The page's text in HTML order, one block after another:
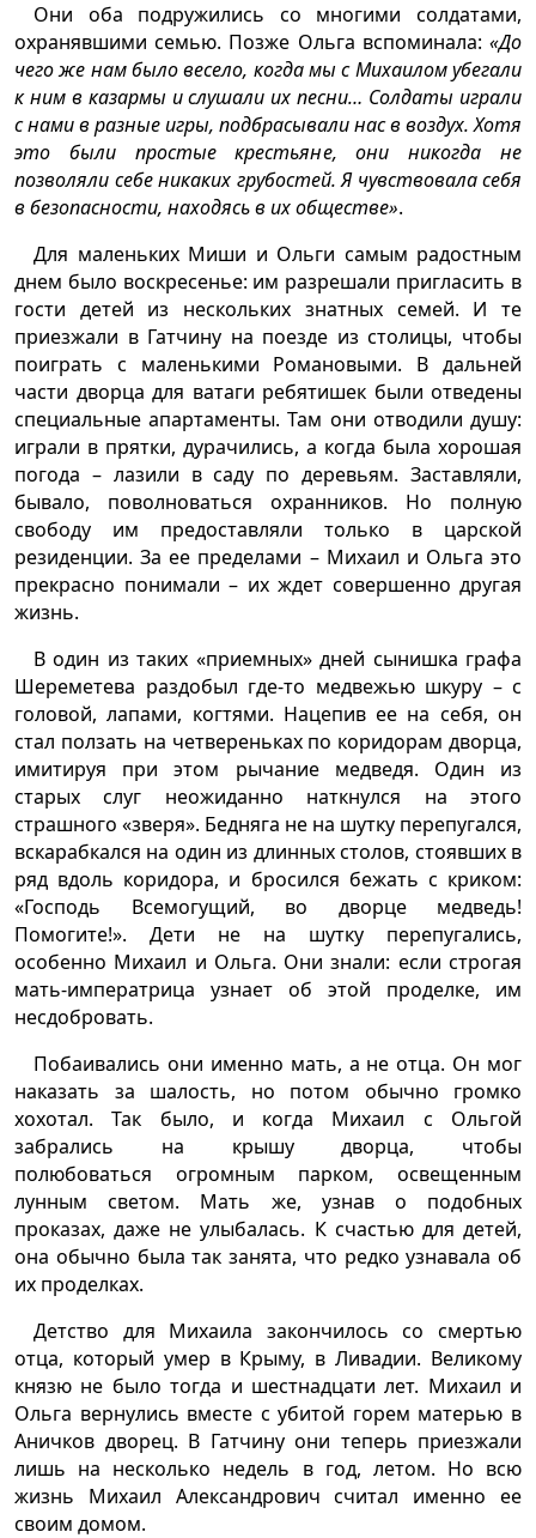
Они оба подружились со многими солдатами,
охранявшими семью. Позже Ольга вспоминала: «До
чего же нам было весело, когда мы с Михаилом убегали
к ним в казармы и слушали их песни… Солдаты играли
с нами в разные игры, подбрасывали нас в воздух. Хотя
это были простые крестьяне, они никогда не
позволяли себе никаких грубостей. Я чувствовала себя
в безопасности, находясь в их обществе».
Для маленьких Миши и Ольги самым радостным
днем было воскресенье: им разрешали пригласить в
гости детей из нескольких знатных семей. И те
приезжали в Гатчину на поезде из столицы, чтобы
поиграть с маленькими Романовыми. В дальней
части дворца для ватаги ребятишек были отведены
специальные апартаменты. Там они отводили душу:
играли в прятки, дурачились, а когда была хорошая
погода – лазили в саду по деревьям. Заставляли,
бывало, поволноваться охранников. Но полную
свободу им предоставляли только в царской
резиденции. За ее пределами – Михаил и Ольга это
прекрасно понимали – их ждет совершенно другая
жизнь.
В один из таких «приемных» дней сынишка графа
Шереметева раздобыл где-то медвежью шкуру – с
головой, лапами, когтями. Нацепив ее на себя, он
стал ползать на четвереньках по коридорам дворца,
имитируя при этом рычание медведя. Один из
старых слуг неожиданно наткнулся на этого
страшного «зверя». Бедняга не на шутку перепугался,
вскарабкался на один из длинных столов, стоявших в
ряд вдоль коридора, и бросился бежать с криком:
«Господь Всемогущий, во дворце медведь!
Помогите!». Дети не на шутку перепугались,
особенно Михаил и Ольга. Они знали: если строгая
мать-императрица узнает об этой проделке, им
несдобровать.
Побаивались они именно мать, а не отца. Он мог
наказать за шалость, но потом обычно громко
хохотал. Так было, и когда Михаил с Ольгой
забрались на крышу дворца, чтобы
полюбоваться огромным парком, освещенным
лунным светом. Мать же, узнав о подобных
проказах, даже не улыбалась. К счастью для детей,
она обычно была так занята, что редко узнавала об
их проделках.
Детство для Михаила закончилось со смертью
отца, который умер в Крыму, в Ливадии. Великому
князю не было тогда и шестнадцати лет. Михаил и
Ольга вернулись вместе с убитой горем матерью в
Аничков дворец. В Гатчину они теперь приезжали
лишь на несколько недель в год, летом. Но всю
жизнь Михаил Александрович считал именно ее
своим домом.